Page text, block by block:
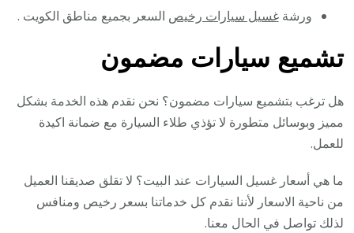
ورشةغسيل سيارات رخيص السعر بجميع مناطق الكويت .
تشميع سيارات مضمون
هل ترغب بتشميع سيارات مضمون؟ نحن نقدم هذه الخدمة بشكل
مميز وبوسائل متطورة لا تؤذي طلاء السيارة مع ضمانة اكيدة
للعمل.
ما هي أسعار غسيل السيارات عند البيت؟ لا تقلق صديقنا العميل
من ناحية الاسعار لأننا نقدم كل خدماتنا بسعر رخيص ومنافس
لذلك تواصل في الحال معنا.